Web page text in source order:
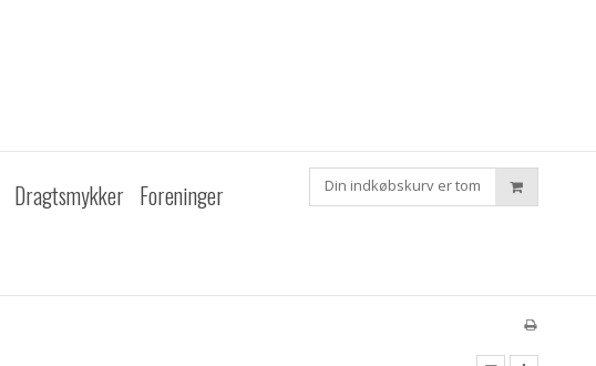
Dragtsmykker Foreninger
Din indkøbskurv er tom